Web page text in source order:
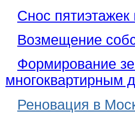
Снос пятиэтажек
Возмещение
Формирование
многоквартирным
Реновация в